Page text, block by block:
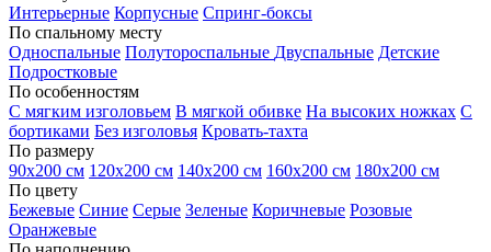
Интерьерные Корпусные Спринг-боксы
По спальному месту
Односпальные Полутороспальные Двуспальные Детские
Подростковые
По особенностям
С мягким изголовьем В мягкой обивке На высоких ножках С
бортиками Без изголовья Кровать-тахта
По размеру
90х200 см 120х200 см 140х200 см 160х200 см 180х200 см
По цвету
Бежевые Синие Серые Зеленые Коричневые Розовые
Оранжевые